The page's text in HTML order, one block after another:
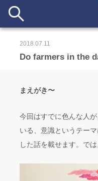
#暮らし
イベ
Do farmers in the
2018.07.11
まえがき〜
今回はすでに色んな人
いる、意識というテー
した話を載せます。で